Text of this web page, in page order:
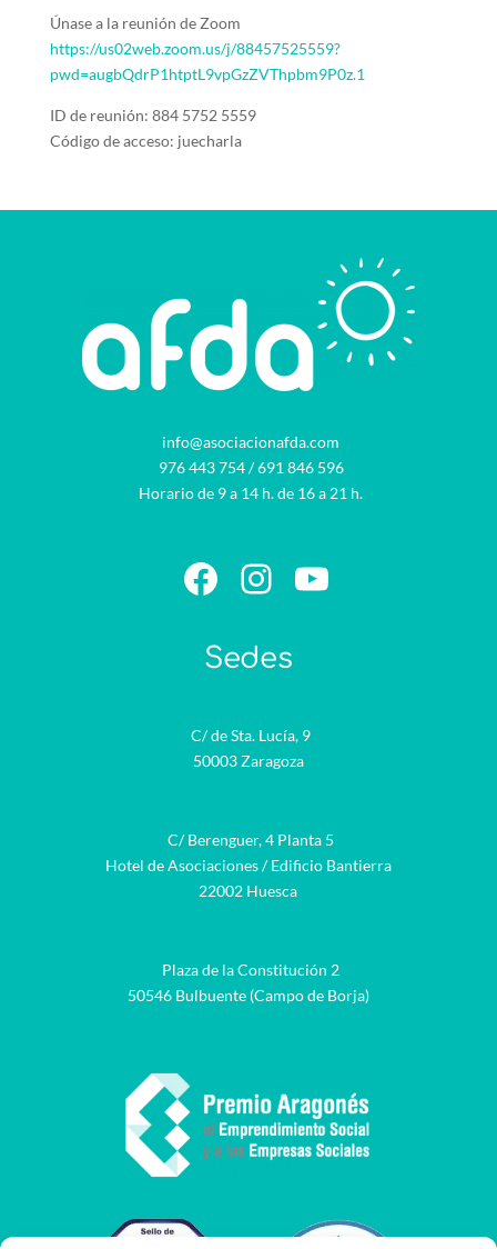
Únase a la reunión de Zoom
https://us02web.zoom.us/j/88457525559?
pwd=augbQdrP1htptL9vpGzZVThpbm9P0z.1
ID de reunión: 884 5752 5559
Código de acceso: juecharla
info@asociacionafda.com
976 443 754/691 846 596
Horario de 9 a 14 h. de 16 a 21 h.
Facebook
Instagram
YouTube
Sedes
C/ de Sta. Lucía, 9
50003 Zaragoza
C/ Berenguer, 4 Planta 5
Hotel de Asociaciones / Edificio Bantierra
22002 Huesca
Plaza de la Constitución 2
50546 Bulbuente (Campo de Borja)